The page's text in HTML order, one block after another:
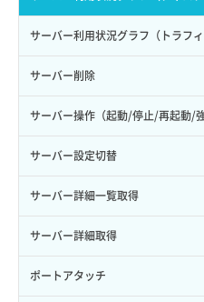
サーバー利用状況グラフ（トラフィ
サーバー削除
サーバー操作（起動/停止/再起動/強
サーバー設定切替
サーバー詳細一覧取得
サーバー詳細取得
ポートアタッチ